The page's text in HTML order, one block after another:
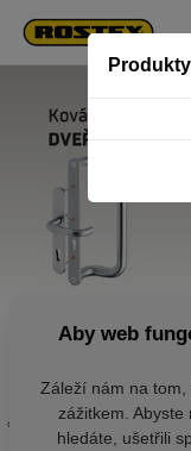
Aby web
Záleží nám na
zážitkem.
hledáte, ušetřili